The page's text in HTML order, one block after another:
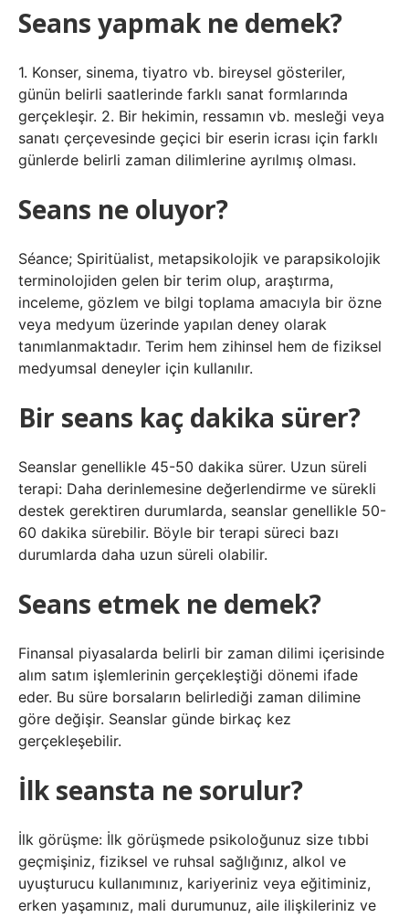
Seans yapmak ne demek?
1. Konser, sinema, tiyatro vb. bireysel gösteriler,
günün belirli saatlerinde farklı sanat formlarında
gerçekleşir. 2. Bir hekimin, ressamın vb. mesleği veya
sanatı çerçevesinde geçici bir eserin icrası için farklı
günlerde belirli zaman dilimlerine ayrılmış olması.
Seans ne oluyor?
Séance; Spiritüalist, metapsikolojik ve parapsikolojik
terminolojiden gelen bir terim olup, araştırma,
inceleme, gözlem ve bilgi toplama amacıyla bir özne
veya medyum üzerinde yapılan deney olarak
tanımlanmaktadır. Terim hem zihinsel hem de fiziksel
medyumsal deneyler için kullanılır.
Bir seans kaç dakika sürer?
Seanslar genellikle 45-50 dakika sürer. Uzun süreli
terapi: Daha derinlemesine değerlendirme ve sürekli
destek gerektiren durumlarda, seanslar genellikle 50-
60 dakika sürebilir. Böyle bir terapi süreci bazı
durumlarda daha uzun süreli olabilir.
Seans etmek ne demek?
Finansal piyasalarda belirli bir zaman dilimi içerisinde
alım satım işlemlerinin gerçekleştiği dönemi ifade
eder. Bu süre borsaların belirlediği zaman dilimine
göre değişir. Seanslar günde birkaç kez
gerçekleşebilir.
İlk seansta ne sorulur?
İlk görüşme: İlk görüşmede psikoloğunuz size tıbbi
geçmişiniz, fiziksel ve ruhsal sağlığınız, alkol ve
uyuşturucu kullanımınız, kariyeriniz veya eğitiminiz,
erken yaşamınız, mali durumunuz, aile ilişkileriniz ve